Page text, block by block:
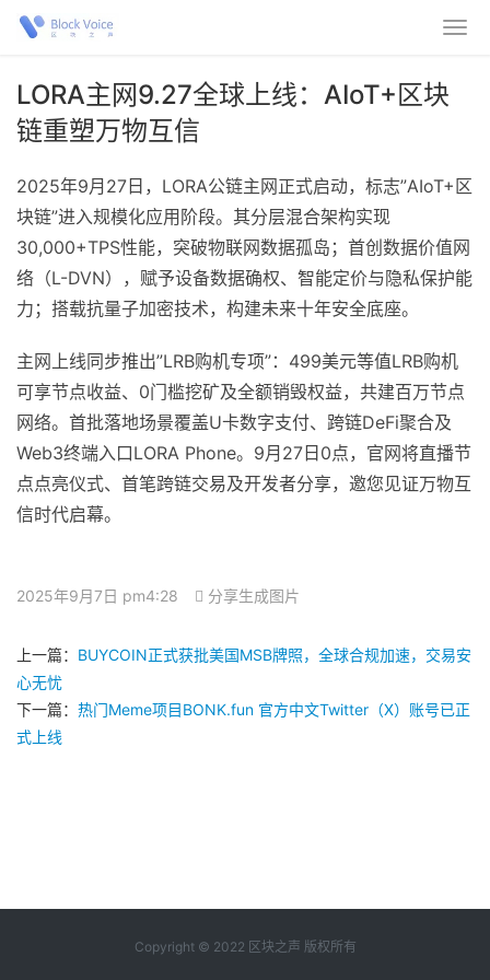
LORA主网9.27全球上线：AIoT+区块
链重塑万物互信
2025年9月27日，LORA公链主网正式启动，标志”AIoT+区
块链”进入规模化应用阶段。其分层混合架构实现
30,000+TPS性能，突破物联网数据孤岛；首创数据价值网
络（L-DVN），赋予设备数据确权、智能定价与隐私保护能
力；搭载抗量子加密技术，构建未来十年安全底座。
主网上线同步推出”LRB购机专项”：499美元等值LRB购机
可享节点收益、0门槛挖矿及全额销毁权益，共建百万节点
网络。首批落地场景覆盖U卡数字支付、跨链DeFi聚合及
Web3终端入口LORA Phone。9月27日0点，官网将直播节
点点亮仪式、首笔跨链交易及开发者分享，邀您见证万物互
信时代启幕。
2025年9月7日 pm4:28 分享生成图片
上一篇： BUYCOIN正式获批美国MSB牌照，全球合规加速，交易安
心无忧
下一篇： 热门Meme项目BONK.fun 官方中文Twitter（X）账号已正
式上线
Copyright © 2022 区块之声 版权所有